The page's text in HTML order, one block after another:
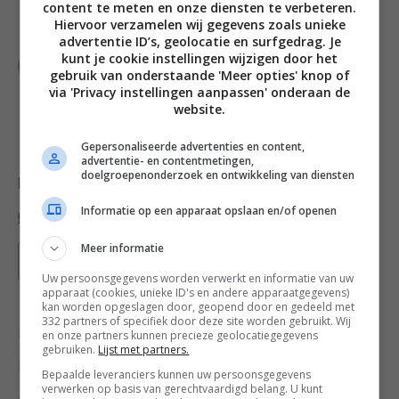
Verdeel daarna de ui, olijven en tonijn over de
pizza’s.
Bak de pizza’s 10 minuten in de oven. Garneer
met de rucola en besprenkel met de extra
vierge olijfolie.
Credits fotografie: Saskia Lelieveld
Deel dit recept
Bewaar recept
Borrel recepten Borrelhapjes recepten
Kerst borrelen
content te meten en onze diensten te verbeteren.
Hiervoor verzamelen wij gegevens zoals unieke
advertentie ID’s, geolocatie en surfgedrag. Je
kunt je cookie instellingen wijzigen door het
gebruik van onderstaande 'Meer opties' knop of
via 'Privacy instellingen aanpassen' onderaan de
website.
Gepersonaliseerde advertenties en content,
advertentie- en contentmetingen,
doelgroepenonderzoek en ontwikkeling van diensten
Informatie op een apparaat opslaan en/of openen
Meer informatie
Uw persoonsgegevens worden verwerkt en informatie van uw
apparaat (cookies, unieke ID's en andere apparaatgegevens)
kan worden opgeslagen door, geopend door en gedeeld met
332 partners of specifiek door deze site worden gebruikt. Wij
en onze partners kunnen precieze geolocatiegegevens
gebruiken. Lijst met partners.
Bepaalde leveranciers kunnen uw persoonsgegevens
verwerken op basis van gerechtvaardigd belang. U kunt